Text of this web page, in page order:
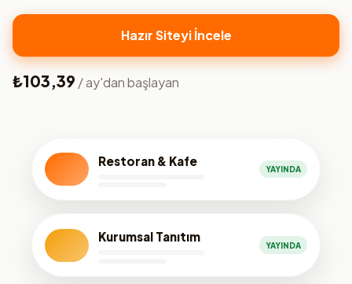
Hazır Siteyi İncele
₺103,39 / ay'dan başlayan
Restoran & Kafe
YAYINDA
Kurumsal Tanıtım
YAYINDA